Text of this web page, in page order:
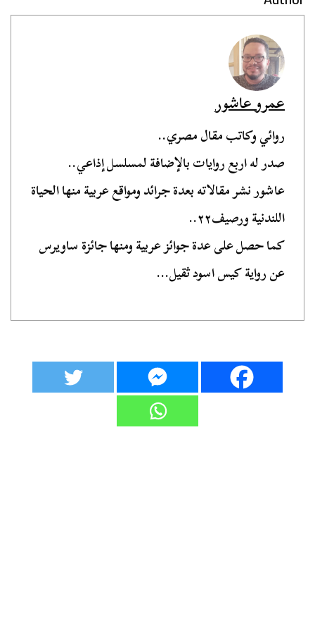
عمرو عاشور
روائي وكاتب مقال مصري..
صدر له اربع روايات بالإضافة لمسلسل إذاعي..
عاشور نشر مقالاته بعدة جرائد ومواقع عربية منها الحياة
اللندنية ورصيف٢٢..
كما حصل على عدة جوائز عربية ومنها جائزة ساويرس
عن رواية كيس اسود ثقيل...